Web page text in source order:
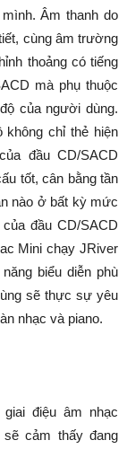
Âm thanh do
cùng âm trường
thoảng có tiếng
mà phụ thuộc
của người dùng.
không chỉ thẻ hiện
đầu CD/SACD
tốt, cân bằng tần
nào ở bất kỳ mức
đầu CD/SACD
Mini chạy JRiver
biểu diễn phù
sẽ thực sự yêu
nhạc và piano.
điệu âm nhạc
cảm thấy đang